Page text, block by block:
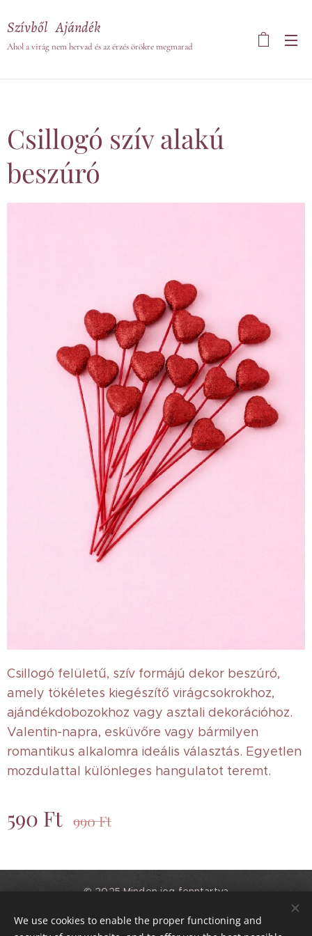
Szívből Ajándék
Ahol a virág nem hervad és az érzés örökre megmarad
Csillogó szív alakú
beszúró
Csillogó felületű, szív formájú dekor beszúró,
amely tökéletes kiegészítő virágcsokrokhoz,
ajándékdobozokhoz vagy asztali dekorációhoz.
Valentin-napra, esküvőre vagy bármilyen
romantikus alkalomra ideális választás. Egyetlen
mozdulattal különleges hangulatot teremt.
590 Ft 990Ft
© 2025 Minden jog fenntartva
Csodás Csokrok
We use cookies to enable the proper functioning and